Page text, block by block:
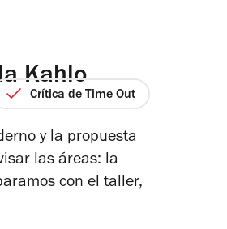
Kahlo
Crítica de Time Out
y la propuesta
las áreas: la
con el taller,